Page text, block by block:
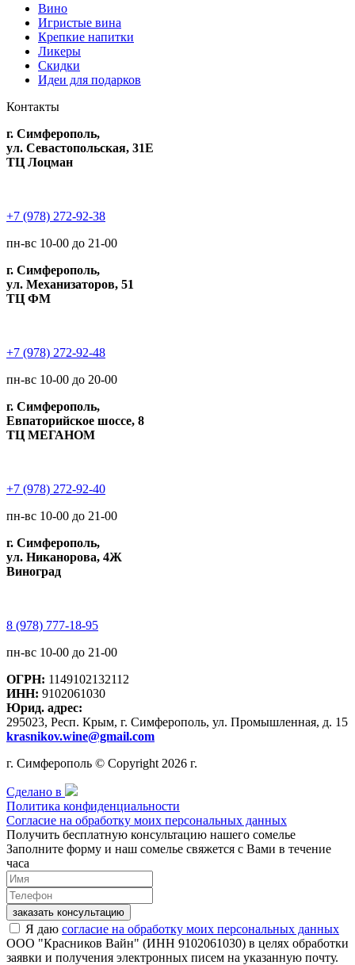
Вино
Игристые вина
Крепкие напитки
Ликеры
Скидки
Идеи для подарков
Контакты
г. Симферополь,
ул. Севастопольская, 31Е
ТЦ Лоцман
+7 (978) 272-92-38
пн-вс 10-00 до 21-00
г. Симферополь,
ул. Механизаторов, 51
ТЦ ФМ
+7 (978) 272-92-48
пн-вс 10-00 до 20-00
г. Симферополь,
Евпаторийское шоссе, 8
ТЦ МЕГАНОМ
+7 (978) 272-92-40
пн-вс 10-00 до 21-00
г. Симферополь,
ул. Никанорова, 4Ж
Виноград
8 (978) 777-18-95
пн-вс 10-00 до 21-00
ОГРН: 1149102132112
ИНН: 9102061030
Юрид. адрес:
295023, Респ. Крым, г. Симферополь, ул. Промышленная, д. 15
krasnikov.wine@gmail.com
г. Симферополь © Copyright 2026 г.
Сделано в
Политика конфиденциальности
Согласие на обработку моих персональных данных
Получить бесплатную консультацию нашего сомелье
Заполните форму и наш сомелье свяжется с Вами в течение
часа
заказать консультацию
Я даю согласие на обработку моих персональных данных
ООО "Красников Вайн" (ИНН 9102061030) в целях обработки
заявки и получения электронных писем на указанную почту.